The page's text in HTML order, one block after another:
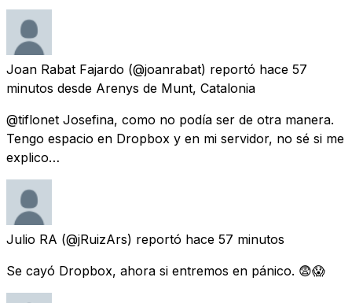
Joan Rabat Fajardo (@joanrabat) reportó hace 57
minutos desde Arenys de Munt, Catalonia
@tiflonet Josefina, como no podía ser de otra manera.
Tengo espacio en Dropbox y en mi servidor, no sé si me
explico…
Julio RA (@jRuizArs) reportó hace 57 minutos
Se cayó Dropbox, ahora si entremos en pánico. 😨😱